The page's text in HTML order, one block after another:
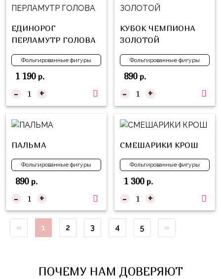
ЕДИНОРОГ
ПЕРЛАМУТР ГОЛОВА
Фольгированные фигуры
1 190р.
- +
КУБОК ЧЕМПИОНА
ЗОЛОТОЙ
Фольгированные фигуры
890р.
- +
ПАЛЬМА
Фольгированные фигуры
890р.
- +
СМЕШАРИКИ КРОШ
Фольгированные фигуры
1 300р.
- +
« 1 2 3 4 5 »
ПОЧЕМУ НАМ ДОВЕРЯЮТ
Куклы
Для
Для
Неё
Мишка
Тедди
Транспорт
Техника
Животные
Морская
Тема
Звёздные
Войны
Трансформеры